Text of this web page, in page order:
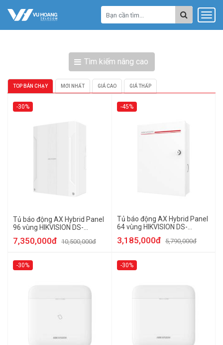
Tìm kiếm nâng cao
TOP BÁN CHẠY MỚI NHẤT GIÁ CAO GIÁ THẤP
-30%
Tủ báo động AX Hybrid Panel
96 vùng HIKVISION DS-
7,350,000đ 10,500,000đ
-45%
Tủ báo động AX Hybrid Panel
64 vùng HIKVISION DS-
3,185,000đ 5,790,000đ
-30% -30%